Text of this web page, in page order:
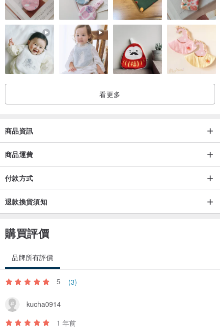
看更多
商品資訊
商品運費
付款方式
退款換貨須知
購買評價
品牌所有評價
5 (3)
kucha0914
1 年前